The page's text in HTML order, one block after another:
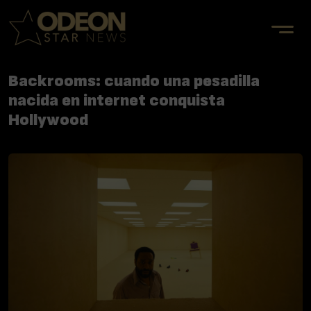
Backrooms: cuando una pesadilla
nacida en internet conquista
Hollywood